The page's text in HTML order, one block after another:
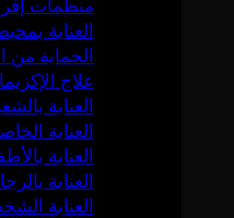
العناية
الحماية من
علاج الإكزيما
العناية
العناية
العناية
العناية
العناية